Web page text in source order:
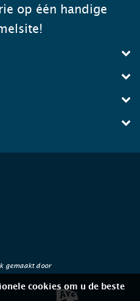
op één handige
gemaakt door
cookies om u de beste